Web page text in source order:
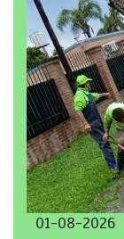
01-08-2026